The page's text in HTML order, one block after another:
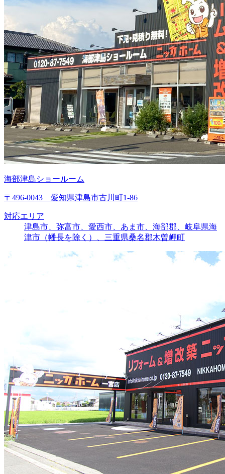
海部津島ショールーム
〒496-0043 愛知県津島市古川町1-86
対応エリア
津島市、弥富市、愛西市、あま市、海部郡、岐阜県海
津市（幡長を除く）、三重県桑名郡木曽岬町